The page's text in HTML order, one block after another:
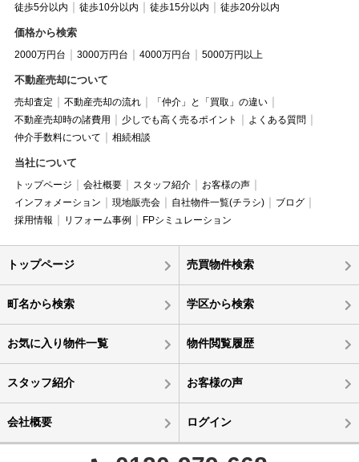
徒歩5分以内 徒歩10分以内 徒歩15分以内 徒歩20分以内
価格から検索
2000万円台 3000万円台 4000万円台 5000万円以上
不動産売却について
売却査定 不動産売却の流れ
「仲介」と「買取」の違い
不動産売却時の諸費用
少しでも高く売るポイント
よくある質問
仲介手数料について
相続相談
当社について
トップページ 会社概要 スタッフ紹介
お客様の声
インフォメーション
現地販売会 自社物件一覧(チラシ)
ブログ
採用情報
リフォーム事例 FPシミュレーション
トップページ 売買物件検索
町名から検索 学区から検索
お気に入り物件一覧 物件閲覧履歴
スタッフ紹介 お客様の声
会社概要 ログイン